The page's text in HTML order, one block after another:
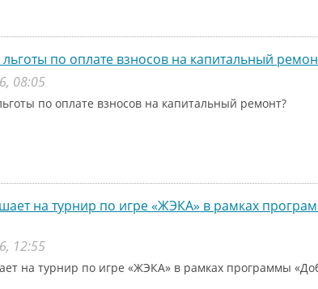
по оплате взносов на капитальный
08:05
по оплате взносов на капитальный ремонт?
на турнир по игре «ЖЭКА» в рамках
12:55
на турнир по игре «ЖЭКА» в рамках программы